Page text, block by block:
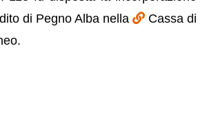
di Pegno Alba nella
Cassa di